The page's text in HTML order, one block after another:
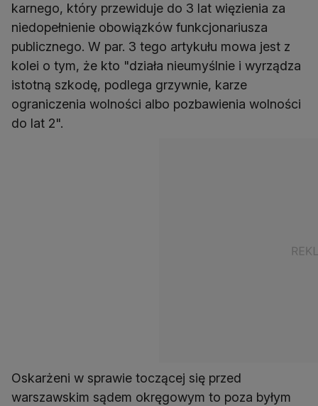
karnego, który przewiduje do 3 lat więzienia za
niedopełnienie obowiązków funkcjonariusza
publicznego. W par. 3 tego artykułu mowa jest z
kolei o tym, że kto "działa nieumyślnie i wyrządza
istotną szkodę, podlega grzywnie, karze
ograniczenia wolności albo pozbawienia wolności
do lat 2".
Oskarżeni w sprawie toczącej się przed
warszawskim sądem okręgowym to poza byłym